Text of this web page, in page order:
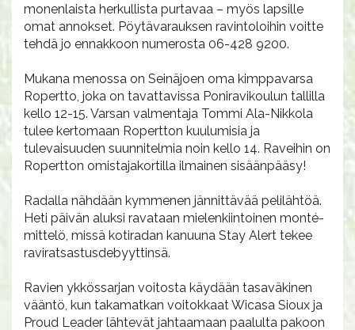
monenlaista herkullista purtavaa – myös lapsille
omat annokset. Pöytävarauksen ravintoloihin voitte
tehdä jo ennakkoon numerosta 06-428 9200.
Mukana menossa on Seinäjoen oma kimppavarsa
Ropertto, joka on tavattavissa Poniravikoulun tallilla
kello 12-15. Varsan valmentaja Tommi Ala-Nikkola
tulee kertomaan Ropertton kuulumisia ja
tulevaisuuden suunnitelmia noin kello 14. Raveihin on
Ropertton omistajakortilla ilmainen sisäänpääsy!
Radalla nähdään kymmenen jännittävää pelilähtöä.
Heti päivän aluksi ravataan mielenkiintoinen monté-
mittelö, missä kotiradan kanuuna Stay Alert tekee
raviratsastusdebyyttinsä.
Ravien ykkössarjan voitosta käydään tasaväkinen
vääntö, kun takamatkan voitokkaat Wicasa Sioux ja
Proud Leader lähtevät jahtaamaan paalulta pakoon